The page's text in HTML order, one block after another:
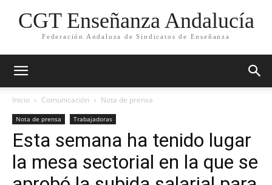
CGT Enseñanza Andalucía
Federación Andaluza de Sindicatos de Enseñanza
Inicio Comunicación Nota de prensa
Nota de prensa Trabajadoras
Esta semana ha tenido lugar
la mesa sectorial en la que se